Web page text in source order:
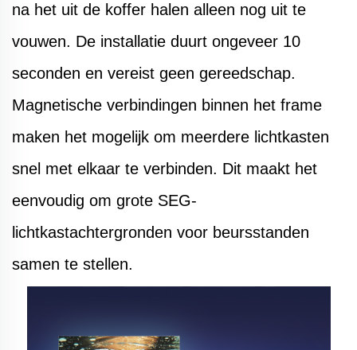
na het uit de koffer halen alleen nog uit te
vouwen. De installatie duurt ongeveer 10
seconden en vereist geen gereedschap.
Magnetische verbindingen binnen het frame
maken het mogelijk om meerdere lichtkasten
snel met elkaar te verbinden. Dit maakt het
eenvoudig om grote SEG-
lichtkastachtergronden voor beursstanden
samen te stellen.